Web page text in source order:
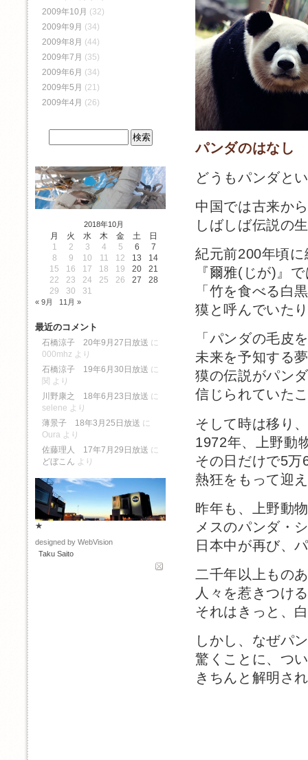
パンダのはなし
どうもパンダと
中国では古来か
しばしば伝説の
紀元前200年頃
『爾雅(じが)』
「竹を食べる白
獏と呼んでいた
「パンダの毛皮
未来を予知する
獏の伝説がパン
信じられていた
そして時は移り
1972年、上野動
その日だけで5
熱狂をもって迎
昨年も、上野動
メスのパンダ・
日本中が再び、
二千年以上もの
人々を惹きつけ
それはきっと、
しかし、なぜパ
驚くことに、つ
きちんと解明さ
2009年10月 (32)
2009年9月 (34)
2009年8月 (44)
2009年7月 (35)
2009年6月 (34)
2009年5月 (21)
2009年4月 (26)
2018年10月
月 火 水 木 金 土
日
1
2 3 4 5 6
7
8
9 10 11 12 13
14
15
16 17 18 19 20
21
22
23 24 25 26 27
28
29
30 31
« 9月 11月 »
最近のコメント
石橋涼子 20年9月27日放送 に
000mhz より
石橋涼子 19年6月30日放送 に
関 より
川野康之 18年6月23日放送 に
selene より
薄景子 18年3月25日放送 に
Oura より
佐藤理人 17年7月29日放送 に
どぼこん より
★
designed by WebVision
Taku Saito